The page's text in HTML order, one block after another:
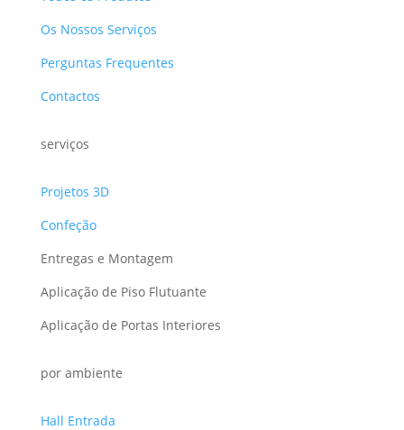
Os Nossos Serviços
Perguntas Frequentes
Contactos
serviços
Projetos 3D
Confeção
Entregas e Montagem
Aplicação de Piso Flutuante
Aplicação de Portas Interiores
por ambiente
Hall Entrada